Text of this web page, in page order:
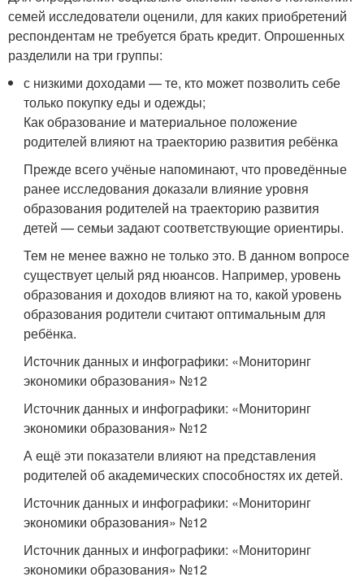
семей исследователи оценили, для каких приобретений
респондентам не требуется брать кредит. Опрошенных
разделили на три группы:
с низкими доходами — те, кто может позволить себе
только покупку еды и одежды;
Как образование и материальное положение
родителей влияют на траекторию развития ребёнка
Прежде всего учёные напоминают, что проведённые
ранее исследования доказали влияние уровня
образования родителей на траекторию развития
детей — семьи задают соответствующие ориентиры.
Тем не менее важно не только это. В данном вопросе
существует целый ряд нюансов. Например, уровень
образования и доходов влияют на то, какой уровень
образования родители считают оптимальным для
ребёнка.
Источник данных и инфографики: «Мониторинг
экономики образования» №12
Источник данных и инфографики: «Мониторинг
экономики образования» №12
А ещё эти показатели влияют на представления
родителей об академических способностях их детей.
Источник данных и инфографики: «Мониторинг
экономики образования» №12
Источник данных и инфографики: «Мониторинг
экономики образования» №12